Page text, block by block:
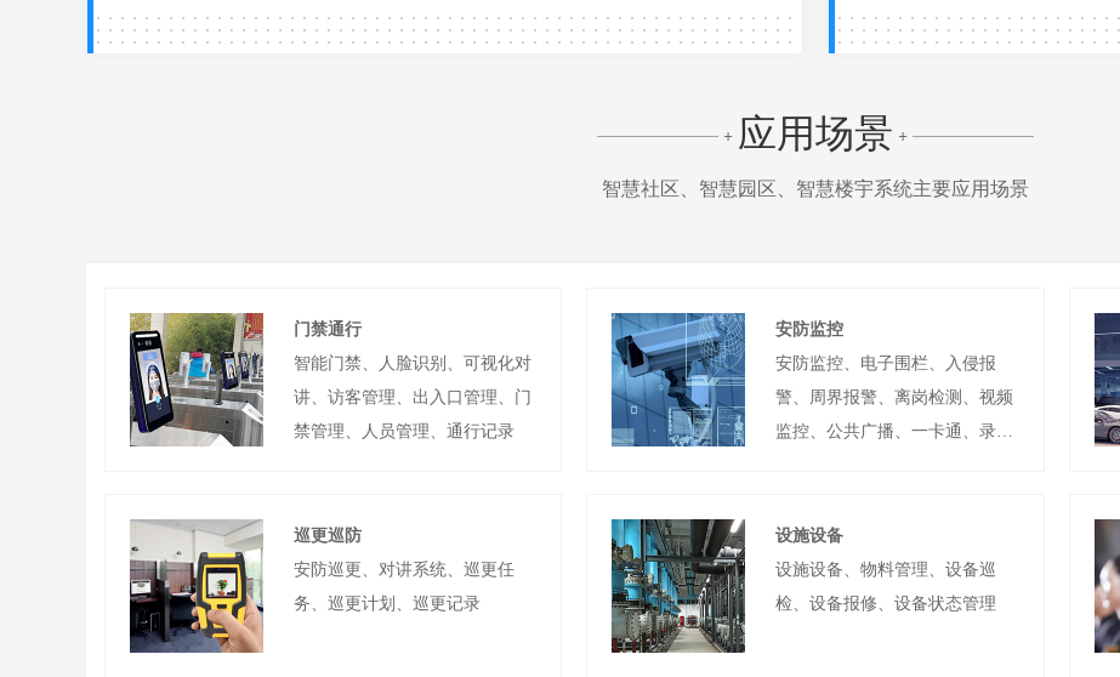
+ 应用场景 +
智慧社区、智慧园区、智慧楼宇系统主要应用场景
门禁通行
智能门禁、人脸识别、可视化对
讲、访客管理、出入口管理、门
禁管理、人员管理、通行记录
安防监控
安防监控、电子围栏、入侵报
警、周界报警、离岗检测、视频
监控、公共广播、一卡通、录像
巡更巡防
安防巡更、对讲系统、巡更任
务、巡更计划、巡更记录
设施设备
设施设备、物料管理、设备巡
检、设备报修、设备状态管理